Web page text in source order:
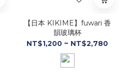
【日本 KIKIME】fuwari 香
韻玻璃杯
NT$1,200 ~ NT$2,780